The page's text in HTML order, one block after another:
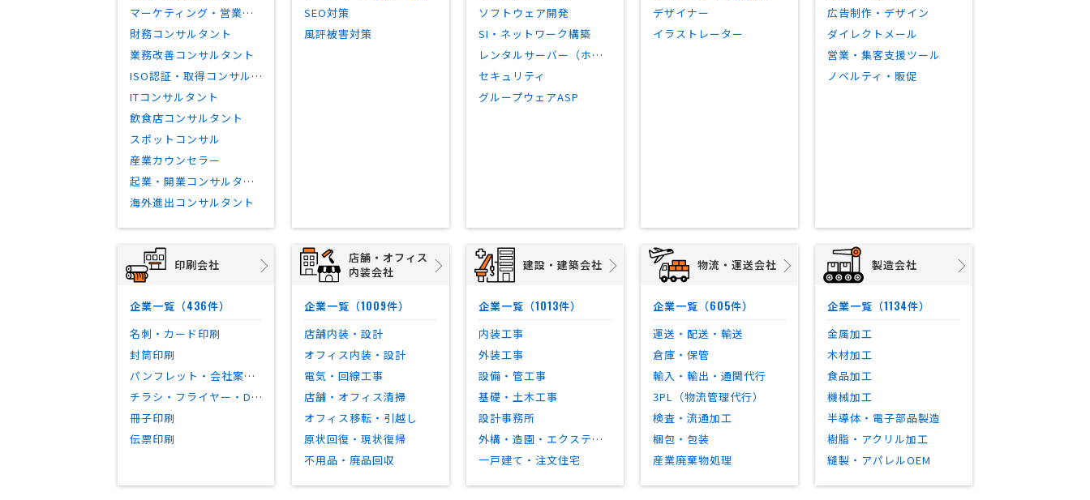
マーケティング・営業戦略
財務コンサルタント
業務改善コンサルタント
ISO認証・取得コンサルタント
ITコンサルタント
飲食店コンサルタント
スポットコンサル
産業カウンセラー
起業・開業コンサルタント
海外進出コンサルタント
SEO対策
風評被害対策
ソフトウェア開発
SI・ネットワーク構築
レンタルサーバー（ホスティング）
セキュリティ
グループウェアASP
デザイナー
イラストレーター
広告制作・デザイン
ダイレクトメール
営業・集客支援ツール
ノベルティ・販促
印刷会社
企業一覧（436件）
名刺・カード印刷
封筒印刷
パンフレット・会社案内印刷
チラシ・フライヤー・DM印刷
冊子印刷
伝票印刷
店舗・オフィス
内装会社
企業一覧（1009件）
店舗内装・設計
オフィス内装・設計
電気・回線工事
店舗・オフィス清掃
オフィス移転・引越し
原状回復・現状復帰
不用品・廃品回収
建設・建築会社
企業一覧（1013件）
内装工事
外装工事
設備・管工事
基礎・土木工事
設計事務所
外構・造園・エクステリア工事
一戸建て・注文住宅
物流・運送会社
企業一覧（605件）
運送・配送・輸送
倉庫・保管
輸入・輸出・通関代行
3PL（物流管理代行）
検査・流通加工
梱包・包装
産業廃棄物処理
製造会社
企業一覧（1134件）
金属加工
木材加工
食品加工
機械加工
半導体・電子部品製造
樹脂・アクリル加工
縫製・アパレルOEM